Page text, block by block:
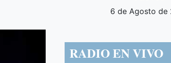
6 de Agosto de
RADIO EN VIVO